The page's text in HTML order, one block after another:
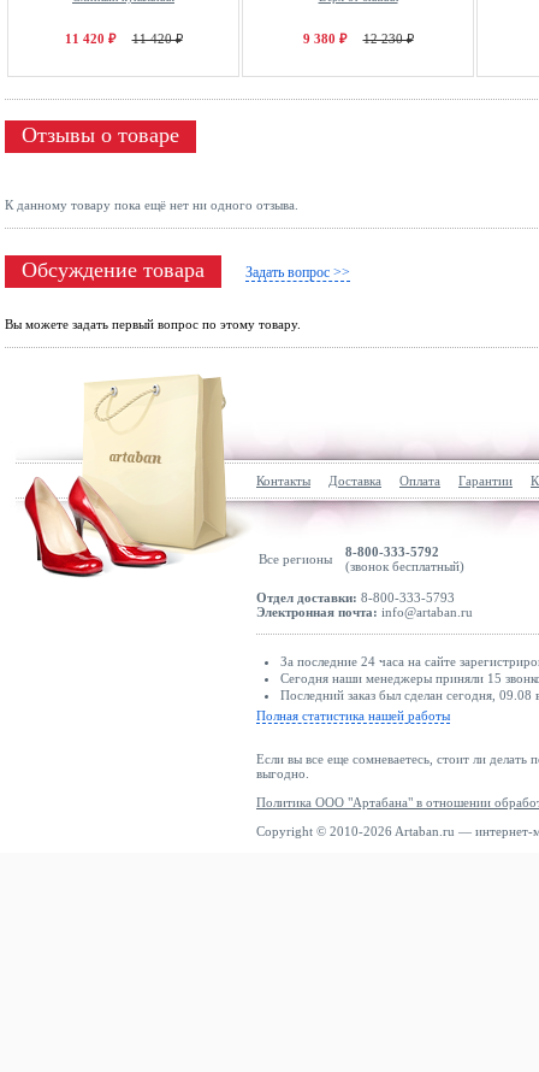
11 420 ₽ 11 420 ₽ 9 380 ₽ 12 230 ₽
Отзывы о товаре
К данному товару пока ещё нет ни одного отзыва.
Обсуждение товара Задать вопрос >>
Вы можете задать первый вопрос по этому товару.
Контакты Доставка Оплата Гарантии
Все регионы
8-800-333-5792
(звонок бесплатный)
Отдел доставки: 8-800-333-5793
Электронная почта: info@artaban.ru
За последние 24 часа на сайте
Сегодня наши менеджеры приняли 15
Последний заказ был сделан сегодня,
Полная статистика нашей работы
Если вы все еще сомневаетесь, стоит ли делать
выгодно.
Политика ООО "Артабана" в отношении
Copyright © 2010-2026 Artaban.ru — интернет-